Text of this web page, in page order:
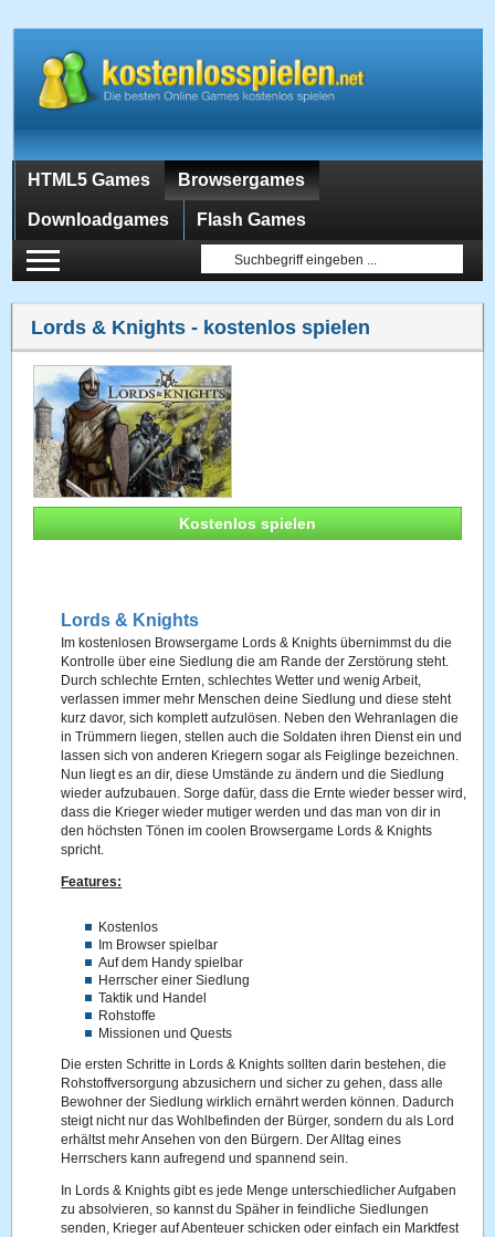
HTML5 Games Browsergames
Downloadgames Flash Games
Lords & Knights - kostenlos spielen
Kostenlos spielen
Lords & Knights
Im kostenlosen Browsergame Lords & Knights übernimmst du die
Kontrolle über eine Siedlung die am Rande der Zerstörung steht.
Durch schlechte Ernten, schlechtes Wetter und wenig Arbeit,
verlassen immer mehr Menschen deine Siedlung und diese steht
kurz davor, sich komplett aufzulösen. Neben den Wehranlagen die
in Trümmern liegen, stellen auch die Soldaten ihren Dienst ein und
lassen sich von anderen Kriegern sogar als Feiglinge bezeichnen.
Nun liegt es an dir, diese Umstände zu ändern und die Siedlung
wieder aufzubauen. Sorge dafür, dass die Ernte wieder besser wird,
dass die Krieger wieder mutiger werden und das man von dir in
den höchsten Tönen im coolen Browsergame Lords & Knights
spricht.
Features:
Kostenlos
Im Browser spielbar
Auf dem Handy spielbar
Herrscher einer Siedlung
Taktik und Handel
Rohstoffe
Missionen und Quests
Die ersten Schritte in Lords & Knights sollten darin bestehen, die
Rohstoffversorgung abzusichern und sicher zu gehen, dass alle
Bewohner der Siedlung wirklich ernährt werden können. Dadurch
steigt nicht nur das Wohlbefinden der Bürger, sondern du als Lord
erhältst mehr Ansehen von den Bürgern. Der Alltag eines
Herrschers kann aufregend und spannend sein.
In Lords & Knights gibt es jede Menge unterschiedlicher Aufgaben
zu absolvieren, so kannst du Späher in feindliche Siedlungen
senden, Krieger auf Abenteuer schicken oder einfach ein Marktfest